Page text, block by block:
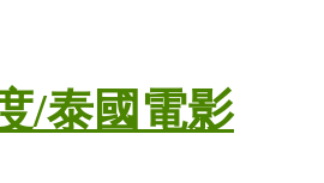
/泰國電影